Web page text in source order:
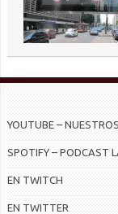
YOUTUBE –
SPOTIFY – PODCAST
EN TWITCH
EN TWITTER